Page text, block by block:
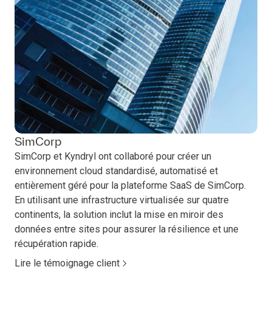
SimCorp
SimCorp et Kyndryl ont collaboré pour créer un
environnement cloud standardisé, automatisé et
entièrement géré pour la plateforme SaaS de SimCorp.
En utilisant une infrastructure virtualisée sur quatre
continents, la solution inclut la mise en miroir des
données entre sites pour assurer la résilience et une
récupération rapide.
Lire le témoignage client